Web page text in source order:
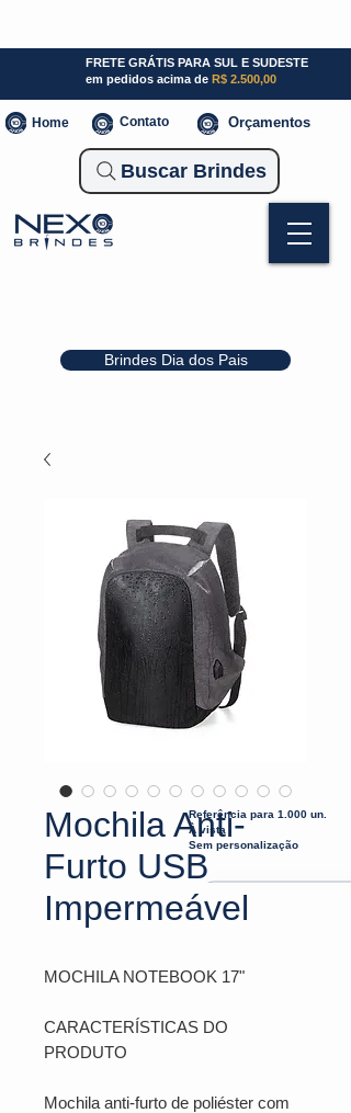
Brindes Dia dos Pais
FRETE GRÁTIS PARA SUL E SUDESTE
em pedidos acima de R$ 2.500,00
Home Contato Orçamentos
Buscar Brindes
Mochila Anti-
Furto USB
Impermeável
MOCHILA NOTEBOOK 17"
CARACTERÍSTICAS DO
PRODUTO
Mochila anti-furto de poliéster com
Referência para 1.000 un.
À vista
Sem personalização